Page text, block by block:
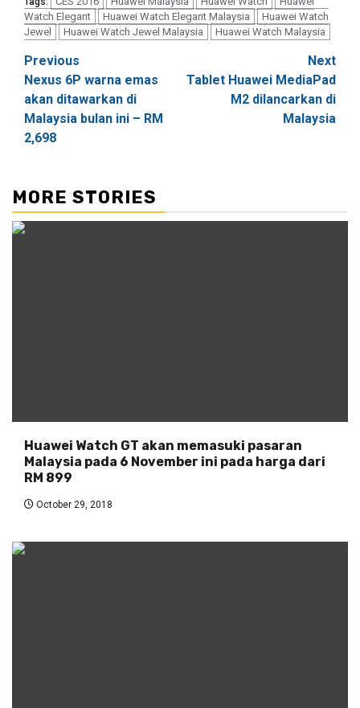
Watch Elegant
Huawei Watch Elegant Malaysia
Huawei Watch
Jewel
Huawei Watch Jewel Malaysia Huawei Watch Malaysia
Post
navigation
Previous
Nexus 6P warna emas
akan ditawarkan di
Malaysia bulan ini – RM
2,698
Next
Tablet Huawei MediaPad
M2 dilancarkan di
Malaysia
MORE STORIES
Huawei Watch GT akan memasuki pasaran
Malaysia pada 6 November ini pada harga dari
RM 899
October 29, 2018